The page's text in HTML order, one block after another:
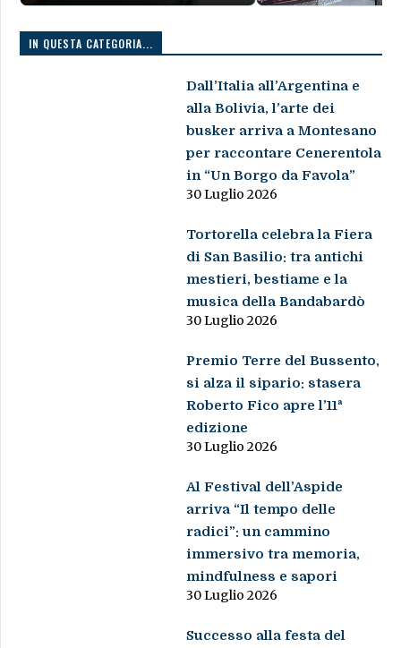
IN QUESTA CATEGORIA...
Dall’Italia all’Argentina e
alla Bolivia, l’arte dei
busker arriva a Montesano
per raccontare Cenerentola
in “Un Borgo da Favola”
30 Luglio 2026
Tortorella celebra la Fiera
di San Basilio: tra antichi
mestieri, bestiame e la
musica della Bandabardò
30 Luglio 2026
Premio Terre del Bussento,
si alza il sipario: stasera
Roberto Fico apre l’11ª
edizione
30 Luglio 2026
Al Festival dell’Aspide
arriva “Il tempo delle
radici”: un cammino
immersivo tra memoria,
mindfulness e sapori
30 Luglio 2026
Successo alla festa del